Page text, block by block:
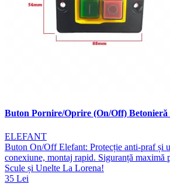
Buton Pornire/Oprire (On/Off) Betonieră
ELEFANT
Buton On/Off Elefant: Protecție anti-praf și
conexiune, montaj rapid. Siguranță maximă
Scule și Unelte La Lorena!
35 Lei